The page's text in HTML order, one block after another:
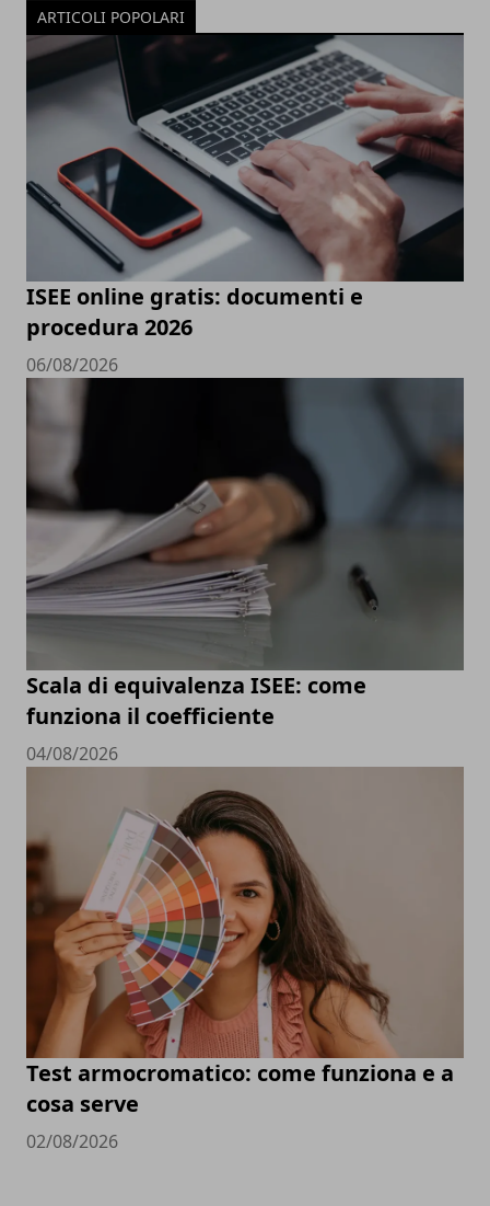
ARTICOLI POPOLARI
ISEE online gratis: documenti e
procedura 2026
06/08/2026
Scala di equivalenza ISEE: come
funziona il coefficiente
04/08/2026
Test armocromatico: come funziona e a
cosa serve
02/08/2026